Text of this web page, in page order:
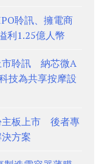
聆訊、擁電商
利1.25億人幣
市聆訊 納芯微A
技為共享按摩設
主板上市 後者專
方案